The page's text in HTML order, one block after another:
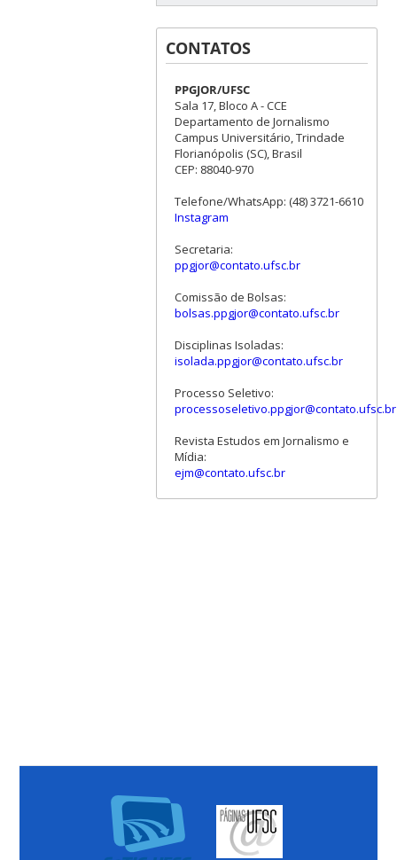
CONTATOS
PPGJOR/UFSC
Sala 17, Bloco A - CCE
Departamento de Jornalismo
Campus Universitário, Trindade
Florianópolis (SC), Brasil
CEP: 88040-970
Telefone/WhatsApp: (48) 3721-6610
Instagram
Secretaria:
ppgjor@contato.ufsc.br
Comissão de Bolsas:
bolsas.ppgjor@contato.ufsc.br
Disciplinas Isoladas:
isolada.ppgjor@contato.ufsc.br
Processo Seletivo:
processoseletivo.ppgjor@contato.ufsc.br
Revista Estudos em Jornalismo e
Mídia:
ejm@contato.ufsc.br